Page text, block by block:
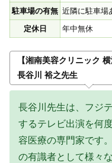
駐車場の有無 近隣に駐車場
定休日
年中無休
【湘南美容クリニック
長谷川 裕之先生
長谷川先生は、フジ
するテレビ出演を何
容医療の専門家です
の有識者として様々